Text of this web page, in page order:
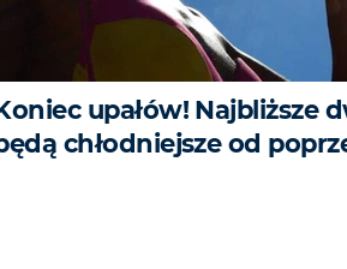
upałów! Najbliższe
chłodniejsze od